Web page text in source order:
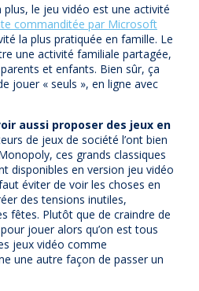
plus, le jeu vidéo est une activité
commanditée par Microsoft
la plus pratiquée en famille. Le
une activité familiale partagée,
et enfants. Bien sûr, ça
jouer « seuls », en ligne avec
aussi proposer des jeux en
de jeux de société l’ont bien
ces grands classiques
disponibles en version jeu vidéo
éviter de voir les choses en
des tensions inutiles,
fêtes. Plutôt que de craindre de
jouer alors qu’on est tous
jeux vidéo comme
une autre façon de passer un